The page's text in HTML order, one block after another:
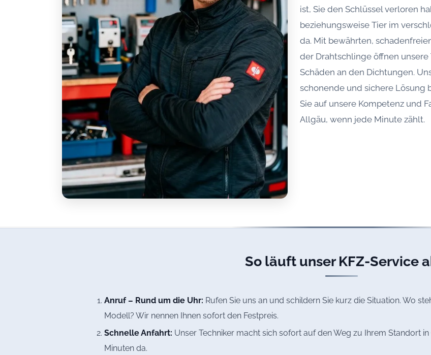
ist, Sie den Schlüssel verloren
beziehungsweise Tier im
da. Mit bewährten,
der Drahtschlinge öffnen
Schäden an den Dichtungen.
schonende und sichere Lösung
Sie auf unsere Kompetenz und
Allgäu, wenn jede Minute zählt.
So läuft unser KFZ-Service
Anruf – Rund um die Uhr: Rufen Sie uns an und schildern Sie kurz die Situation. Wo
Modell? Wir nennen Ihnen sofort den Festpreis.
Schnelle Anfahrt: Unser Techniker macht sich sofort auf den Weg zu Ihrem Standort
Minuten da.